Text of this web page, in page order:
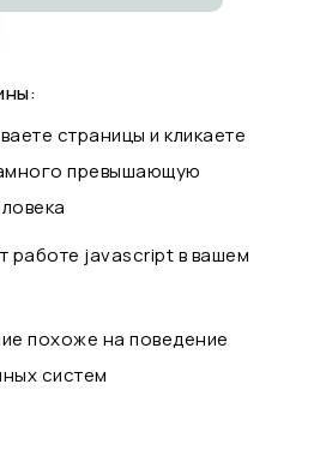
страницы и кликаете
превышающую
работе javascript в вашем
похоже на поведение
систем